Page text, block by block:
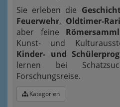
Sie erleben die
Feuerwehr, Oldtimer-
aber feine
Kunst- und
Kinder- und
lernen bei
Forschungsreise.
Kategorien